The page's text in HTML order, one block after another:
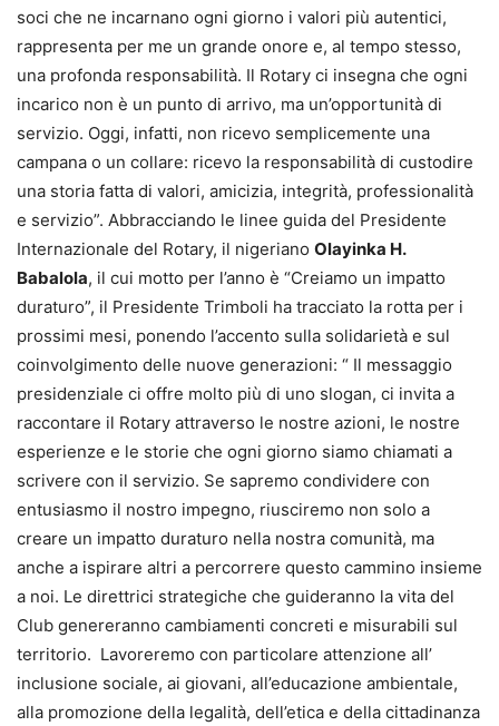
soci che ne incarnano ogni giorno i valori più autentici,
rappresenta per me un grande onore e, al tempo stesso,
una profonda responsabilità. Il Rotary ci insegna che ogni
incarico non è un punto di arrivo, ma un’opportunità di
servizio. Oggi, infatti, non ricevo semplicemente una
campana o un collare: ricevo la responsabilità di custodire
una storia fatta di valori, amicizia, integrità, professionalità
e servizio”. Abbracciando le linee guida del Presidente
Internazionale del Rotary, il nigeriano Olayinka H.
Babalola, il cui motto per l’anno è “Creiamo un impatto
duraturo”, il Presidente Trimboli ha tracciato la rotta per i
prossimi mesi, ponendo l’accento sulla solidarietà e sul
coinvolgimento delle nuove generazioni: “ Il messaggio
presidenziale ci offre molto più di uno slogan, ci invita a
raccontare il Rotary attraverso le nostre azioni, le nostre
esperienze e le storie che ogni giorno siamo chiamati a
scrivere con il servizio. Se sapremo condividere con
entusiasmo il nostro impegno, riusciremo non solo a
creare un impatto duraturo nella nostra comunità, ma
anche a ispirare altri a percorrere questo cammino insieme
a noi. Le direttrici strategiche che guideranno la vita del
Club genereranno cambiamenti concreti e misurabili sul
territorio. Lavoreremo con particolare attenzione all’
inclusione sociale, ai giovani, all’educazione ambientale,
alla promozione della legalità, dell’etica e della cittadinanza